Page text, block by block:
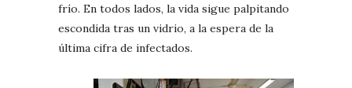
frío. En todos lados, la vida sigue palpitando
escondida tras un vidrio, a la espera de la
última cifra de infectados.